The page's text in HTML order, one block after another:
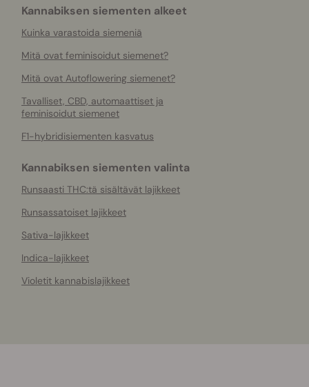
Kannabiksen siementen alkeet
Kuinka varastoida siemeniä
Mitä ovat feminisoidut siemenet?
Mitä ovat Autoflowering siemenet?
Tavalliset, CBD, automaattiset ja
feminisoidut siemenet
F1-hybridisiementen kasvatus
Kannabiksen siementen valinta
Runsaasti THC:tä sisältävät lajikkeet
Runsassatoiset lajikkeet
Sativa-lajikkeet
Indica-lajikkeet
Violetit kannabislajikkeet